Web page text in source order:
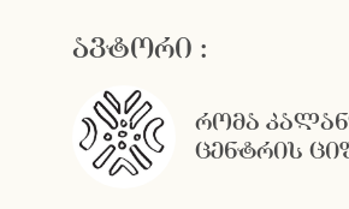
ავტორი :
რომა
ცენტრის